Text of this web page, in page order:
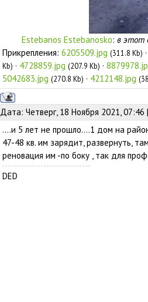
Estebanos Estebanosko: в этот
Прикрепления: 6205509.jpg (311.8 Kb)
Kb) · 4728859.jpg (207.9 Kb) ·
5042683.jpg (270.8 Kb) · 4212148.jpg
Дата: Четверг, 18 Ноября 2021,
....и 5 лет не прошло....1 дом на
47-48 кв. им зарядит, развернуть,
реновация им -по боку , так для
DED